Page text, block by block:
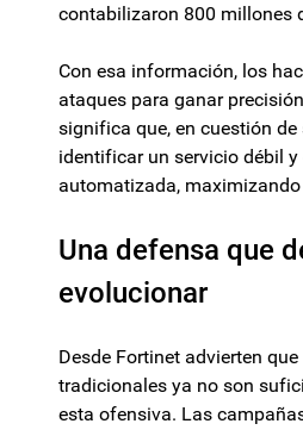
contabilizaron 800 millones
Con esa información, los
ataques para ganar
significa que, en cuestión de
identificar un servicio débil
automatizada, maximizando
Una defensa que
evolucionar
Desde Fortinet advierten
tradicionales ya no son
esta ofensiva. Las